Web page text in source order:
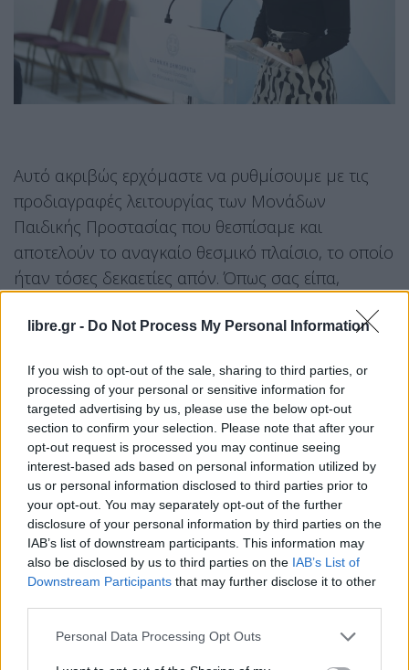
libre.gr - Do Not Process My Personal Information
If you wish to opt-out of the sale, sharing to third parties, or
processing of your personal or sensitive information for
targeted advertising by us, please use the below opt-out
section to confirm your selection. Please note that after your
opt-out request is processed you may continue seeing
interest-based ads based on personal information utilized by
us or personal information disclosed to third parties prior to
your opt-out. You may separately opt-out of the further
disclosure of your personal information by third parties on the
IAB’s list of downstream participants. This information may
also be disclosed by us to third parties on the IAB’s List of
Downstream Participants that may further disclose it to other
Personal Data Processing Opt Outs
Αυτό ακριβώς ερχόμαστε να ρυθμίσουμε με τις
προδιαγραφές λειτουργίας των Μονάδων
Παιδικής Προστασίας που θεσπίσαμε και
αποτελούν το αναγκαίο θεσμικό πλαίσιο, το οποίο
ήταν τόσες δεκαετίες απόν. Όπως σας είπα,
και στελέχωση. Ως προς τη στελέχωση των δομών,
προσέχει βρέφη πρέπει να υπάρχουν βρεφοκόμοι;
Ότι κάθε δομή πρέπει να έχει κοινωνικούς
λειτουργούς, ψυχολόγους και νομικούς για να την
υποστηρίζουν με σκοπό την αποϊδρυματοποίηση;
Μπαίνουμε πια σε ένα νέο μοντέλο διοίκησης -όχι
με γνωστούς και φίλους- αλλά με ειδικούς της
παιδικής προστασίας και ψυχολόγους.
Χρειαζόμαστε εξειδικευμένο προσωπικό για τη
διασφάλιση της ορθής καθημερινής λειτουργίας
όλων των δομών καθώς και την επιστημονική
τους πλαισίωση, στηριζόμενη στα διεθνή
παιδαγωγικά πρωτόκολλα και τα πρωτόκολλα